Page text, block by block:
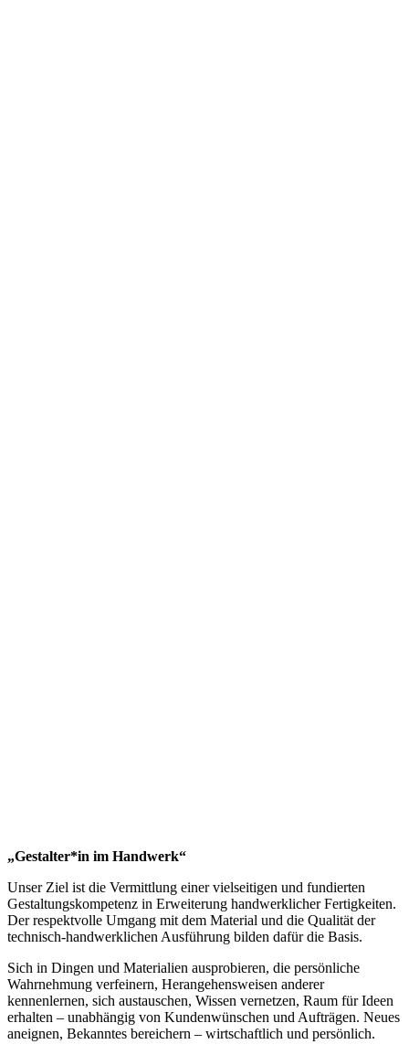
„Gestalter*in im Handwerk“
Unser Ziel ist die Vermittlung einer vielseitigen und fundierten
Gestaltungskompetenz in Erweiterung handwerklicher Fertigkeiten.
Der respektvolle Umgang mit dem Material und die Qualität der
technisch-handwerklichen Ausführung bilden dafür die Basis.
Sich in Dingen und Materialien ausprobieren, die persönliche
Wahrnehmung verfeinern, Herangehensweisen anderer
kennenlernen, sich austauschen, Wissen vernetzen, Raum für Ideen
erhalten – unabhängig von Kundenwünschen und Aufträgen. Neues
aneignen, Bekanntes bereichern – wirtschaftlich und persönlich.